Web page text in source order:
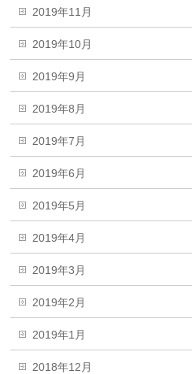
2019年11月
2019年10月
2019年9月
2019年8月
2019年7月
2019年6月
2019年5月
2019年4月
2019年3月
2019年2月
2019年1月
2018年12月